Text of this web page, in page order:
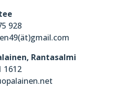
928
Rantasalmi
1612